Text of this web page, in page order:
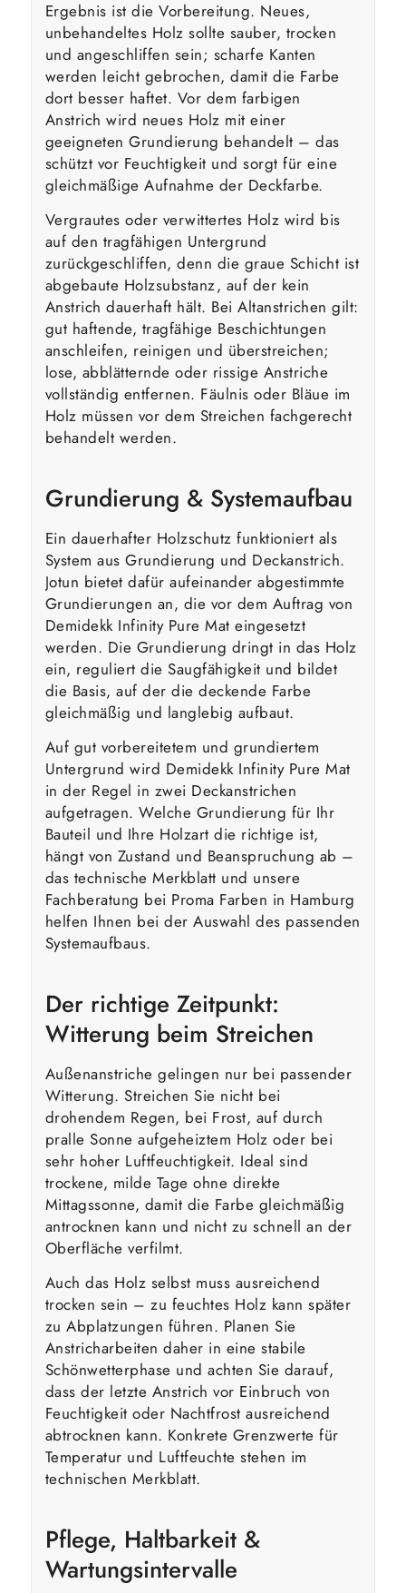
Ergebnis ist die Vorbereitung. Neues,
unbehandeltes Holz sollte sauber, trocken
und angeschliffen sein; scharfe Kanten
werden leicht gebrochen, damit die Farbe
dort besser haftet. Vor dem farbigen
Anstrich wird neues Holz mit einer
geeigneten Grundierung behandelt – das
schützt vor Feuchtigkeit und sorgt für eine
gleichmäßige Aufnahme der Deckfarbe.
Vergrautes oder verwittertes Holz wird bis
auf den tragfähigen Untergrund
zurückgeschliffen, denn die graue Schicht ist
abgebaute Holzsubstanz, auf der kein
Anstrich dauerhaft hält. Bei Altanstrichen gilt:
gut haftende, tragfähige Beschichtungen
anschleifen, reinigen und überstreichen;
lose, abblätternde oder rissige Anstriche
vollständig entfernen. Fäulnis oder Bläue im
Holz müssen vor dem Streichen fachgerecht
behandelt werden.
Grundierung & Systemaufbau
Ein dauerhafter Holzschutz funktioniert als
System aus Grundierung und Deckanstrich.
Jotun bietet dafür aufeinander abgestimmte
Grundierungen an, die vor dem Auftrag von
Demidekk Infinity Pure Mat eingesetzt
werden. Die Grundierung dringt in das Holz
ein, reguliert die Saugfähigkeit und bildet
die Basis, auf der die deckende Farbe
gleichmäßig und langlebig aufbaut.
Auf gut vorbereitetem und grundiertem
Untergrund wird Demidekk Infinity Pure Mat
in der Regel in zwei Deckanstrichen
aufgetragen. Welche Grundierung für Ihr
Bauteil und Ihre Holzart die richtige ist,
hängt von Zustand und Beanspruchung ab –
das technische Merkblatt und unsere
Fachberatung bei Proma Farben in Hamburg
helfen Ihnen bei der Auswahl des passenden
Systemaufbaus.
Der richtige Zeitpunkt:
Witterung beim Streichen
Außenanstriche gelingen nur bei passender
Witterung. Streichen Sie nicht bei
drohendem Regen, bei Frost, auf durch
pralle Sonne aufgeheiztem Holz oder bei
sehr hoher Luftfeuchtigkeit. Ideal sind
trockene, milde Tage ohne direkte
Mittagssonne, damit die Farbe gleichmäßig
antrocknen kann und nicht zu schnell an der
Oberfläche verfilmt.
Auch das Holz selbst muss ausreichend
trocken sein – zu feuchtes Holz kann später
zu Abplatzungen führen. Planen Sie
Anstricharbeiten daher in eine stabile
Schönwetterphase und achten Sie darauf,
dass der letzte Anstrich vor Einbruch von
Feuchtigkeit oder Nachtfrost ausreichend
abtrocknen kann. Konkrete Grenzwerte für
Temperatur und Luftfeuchte stehen im
technischen Merkblatt.
Pflege, Haltbarkeit &
Wartungsintervalle